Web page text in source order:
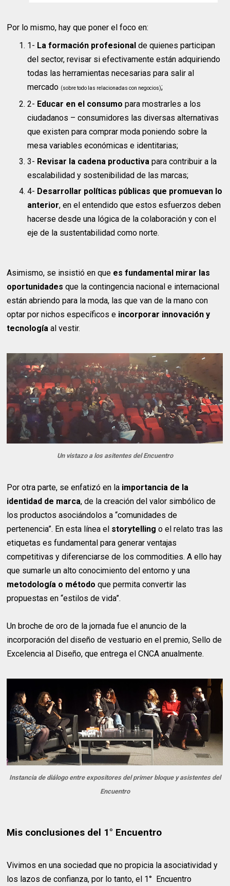
Por lo mismo, hay que poner el foco en:
1- La formación profesional de quienes participan
del sector, revisar si efectivamente están adquiriendo
todas las herramientas necesarias para salir al
mercado (sobre todo las relacionadas con negocios);
2- Educar en el consumo para mostrarles a los
ciudadanos – consumidores las diversas alternativas
que existen para comprar moda poniendo sobre la
mesa variables económicas e identitarias;
3- Revisar la cadena productiva para contribuir a la
escalabilidad y sostenibilidad de las marcas;
4- Desarrollar políticas públicas que promuevan lo
anterior, en el entendido que estos esfuerzos deben
hacerse desde una lógica de la colaboración y con el
eje de la sustentabilidad como norte.
Asimismo, se insistió en que es fundamental mirar las
oportunidades que la contingencia nacional e internacional
están abriendo para la moda, las que van de la mano con
optar por nichos específicos e incorporar innovación y
tecnología al vestir.
Un vistazo a los asitentes del Encuentro
Por otra parte, se enfatizó en la importancia de la
identidad de marca, de la creación del valor simbólico de
los productos asociándolos a “comunidades de
pertenencia”. En esta línea el storytelling o el relato tras las
etiquetas es fundamental para generar ventajas
competitivas y diferenciarse de los commodities. A ello hay
que sumarle un alto conocimiento del entorno y una
metodología o método que permita convertir las
propuestas en “estilos de vida”.
Un broche de oro de la jornada fue el anuncio de la
incorporación del diseño de vestuario en el premio, Sello de
Excelencia al Diseño, que entrega el CNCA anualmente.
Instancia de diálogo entre expositores del primer bloque y asistentes del
Encuentro
Mis conclusiones del 1° Encuentro
Vivimos en una sociedad que no propicia la asociatividad y
los lazos de confianza, por lo tanto, el 1° Encuentro